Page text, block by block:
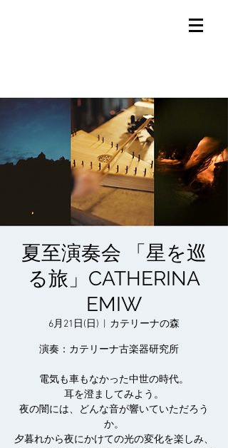
夏至演奏会 「星を巡
る旅」CATHERINA
EMIW
6月21日(日) カテリーナの森
演奏：カテリーナ古楽器研究所
電気も車もなかった中世の時代。
耳を澄ましてみよう。
夜の闇には、どんな音が響いていただろう
か。
夕暮れから夜にかけての光の変化を楽しみ、